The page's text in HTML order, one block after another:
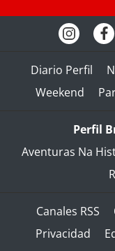
Diario Perfil
Weekend
Perfil
Aventuras Na
Canales RSS
Privacidad